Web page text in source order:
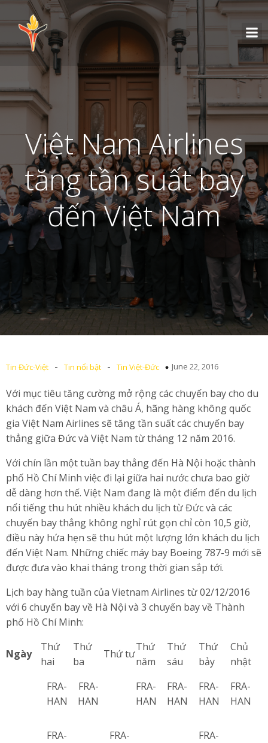
Việt Nam Airlines
tăng tần suất bay
đến Việt Nam
Tin Đức-Việt - Tin nổi bật - Tin Việt-Đức June 22, 2016
Với mục tiêu tăng cường mở rộng các chuyến bay cho du
khách đến Việt Nam và châu Á, hãng hàng không quốc
gia Việt Nam Airlines sẽ tăng tần suất các chuyến bay
thẳng giữa Đức và Việt Nam từ tháng 12 năm 2016.
Với chín lần một tuần bay thẳng đến Hà Nội hoặc thành
phố Hồ Chí Minh việc đi lại giữa hai nước chưa bao giờ
dễ dàng hơn thế. Việt Nam đang là một điểm đến du lịch
nổi tiếng thu hút nhiều khách du lịch từ Đức và các
chuyến bay thẳng không nghỉ rút gọn chỉ còn 10,5 giờ,
điều này hứa hẹn sẽ thu hút một lượng lớn khách du lịch
đến Việt Nam. Những chiếc máy bay Boeing 787-9 mới sẽ
được đưa vào khai tháng trong thời gian sắp tới.
Lịch bay hàng tuần của Vietnam Airlines từ 02/12/2016
với 6 chuyến bay về Hà Nội và 3 chuyến bay về Thành
phố Hồ Chí Minh:
Ngày
Thứ
hai
Thứ
ba
Thứ tư
Thứ
năm
Thứ
sáu
Thứ
bảy
Chủ
nhật
FRA-
HAN
FRA-
HAN
FRA-
HAN
FRA-
HAN
FRA-
HAN
FRA-
HAN
FRA-
FRA-
FRA-